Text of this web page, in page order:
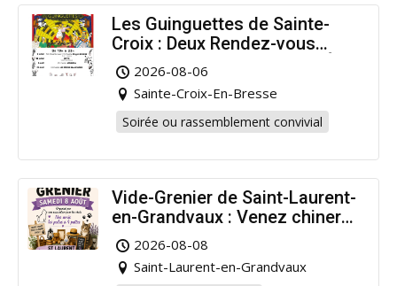
Les Guinguettes de Sainte-
Croix : Deux Rendez-vous
Dansants pour Prolonger l’Été
!
2026-08-06
Sainte-Croix-En-Bresse
Soirée ou rassemblement convivial
Vide-Grenier de Saint-Laurent-
en-Grandvaux : Venez chiner
pour la bonne cause !
2026-08-08
Saint-Laurent-en-Grandvaux